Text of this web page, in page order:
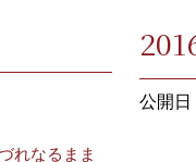
公開日
れなるまま